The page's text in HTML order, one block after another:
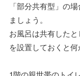
「部分共有型」の
ましょう。
お風呂は共有した
を設置しておくと何